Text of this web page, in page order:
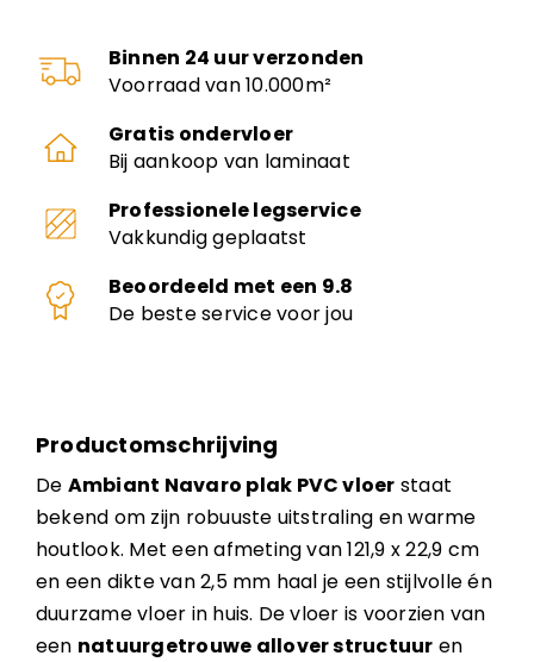
Binnen 24 uur verzonden
Voorraad van 10.000m²
Gratis ondervloer
Bij aankoop van laminaat
Professionele legservice
Vakkundig geplaatst
Beoordeeld met een 9.8
De beste service voor jou
Productomschrijving
De Ambiant Navaro plak PVC vloer staat
bekend om zijn robuuste uitstraling en warme
houtlook. Met een afmeting van 121,9 x 22,9 cm
en een dikte van 2,5 mm haal je een stijlvolle én
duurzame vloer in huis. De vloer is voorzien van
een natuurgetrouwe allover structuur en